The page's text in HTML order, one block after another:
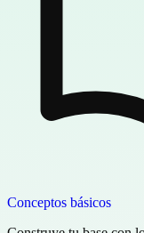
Conceptos básicos